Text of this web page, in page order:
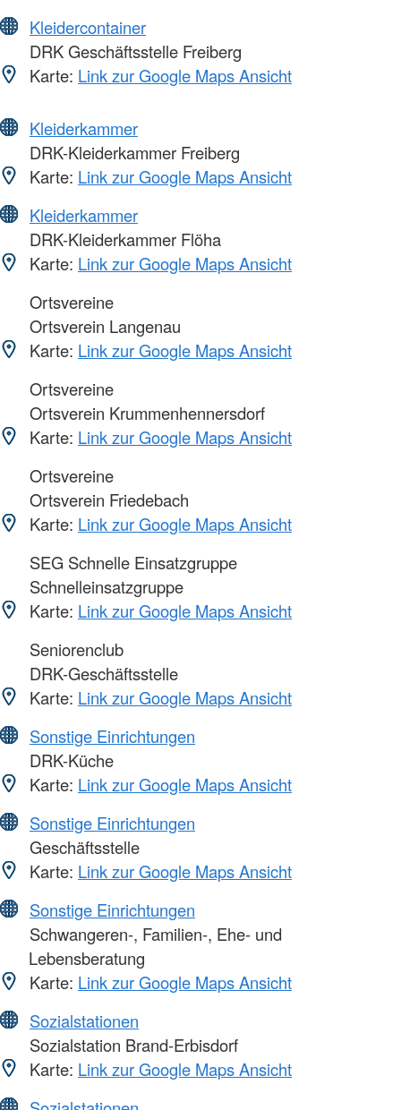
Kleidercontainer
DRK Geschäftsstelle Freiberg
Karte: Link zur Google Maps Ansicht
Kleiderkammer
DRK-Kleiderkammer Freiberg
Karte: Link zur Google Maps Ansicht
Kleiderkammer
DRK-Kleiderkammer Flöha
Karte: Link zur Google Maps Ansicht
Ortsvereine
Ortsverein Langenau
Karte: Link zur Google Maps Ansicht
Ortsvereine
Ortsverein Krummenhennersdorf
Karte: Link zur Google Maps Ansicht
Ortsvereine
Ortsverein Friedebach
Karte: Link zur Google Maps Ansicht
SEG Schnelle Einsatzgruppe
Schnelleinsatzgruppe
Karte: Link zur Google Maps Ansicht
Seniorenclub
DRK-Geschäftsstelle
Karte: Link zur Google Maps Ansicht
Sonstige Einrichtungen
DRK-Küche
Karte: Link zur Google Maps Ansicht
Sonstige Einrichtungen
Geschäftsstelle
Karte: Link zur Google Maps Ansicht
Sonstige Einrichtungen
Schwangeren-, Familien-, Ehe- und
Lebensberatung
Karte: Link zur Google Maps Ansicht
Sozialstationen
Sozialstation Brand-Erbisdorf
Karte: Link zur Google Maps Ansicht